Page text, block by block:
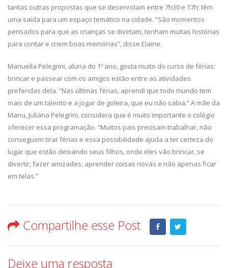
tantas outras propostas que se desenrolam entre 7h30 e 17h; têm
uma saída para um espaço temático na cidade. “São momentos
pensados para que as crianças se divirtam, tenham muitas histórias
para contar e criem boas memórias”, disse Elaine.
Manuella Pelegrini, aluna do 1º ano, gosta muito do curso de férias:
brincar e passear com os amigos estão entre as atividades
preferidas dela. “Nas últimas férias, aprendi que todo mundo tem
mais de um talento e a jogar de goleira, que eu não sabia.” A mãe da
Manu, Juliana Pelegrini, considera que é muito importante o colégio
oferecer essa programação. “Muitos pais precisam trabalhar, não
conseguem tirar férias e essa possibilidade ajuda a ter certeza do
lugar que estão deixando seus filhos, onde eles vão brincar, se
divertir, fazer amizades, aprender coisas novas e não apenas ficar
em telas.”
Compartilhe esse Post
Deixe uma resposta